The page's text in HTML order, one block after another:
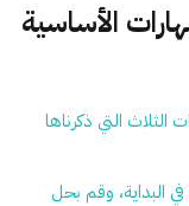
الأساسية
الثلاث التي ذكرناها
البداية، وقم بحل